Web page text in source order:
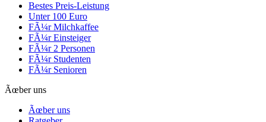
Bestes Preis-Leistung
Unter 100 Euro
FÃ¼r Milchkaffee
FÃ¼r Einsteiger
FÃ¼r 2 Personen
FÃ¼r Studenten
FÃ¼r Senioren
Ãœber uns
Ãœber uns